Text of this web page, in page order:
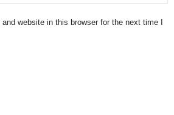
website in this browser for the next time I